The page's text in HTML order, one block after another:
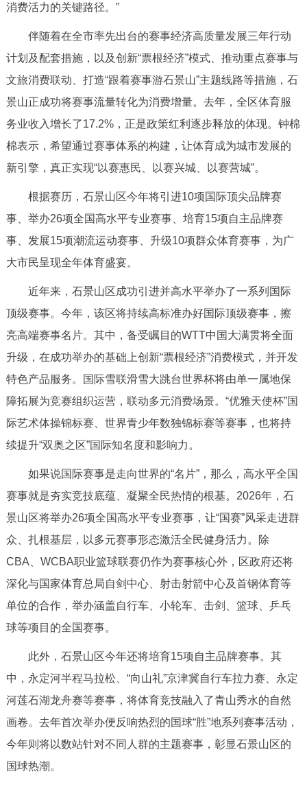
中介服务 阳光政务
12345网上接诉即办 我要咨询 我要建议
参与调查 在线访谈 图说互动
走进北京
北京概况 十六区概览 人文北京
多语种
한국어
ESPAÑOL العربية PORTUGUÊS
ITALIANO
回到顶部
消费活力的关键路径。”
伴随着在全市率先出台的赛事经济高质量发展三年行动
计划及配套措施，以及创新“票根经济”模式、推动重点赛事与
文旅消费联动、打造“跟着赛事游石景山”主题线路等措施，石
景山正成功将赛事流量转化为消费增量。去年，全区体育服
务业收入增长了17.2%，正是政策红利逐步释放的体现。钟棉
棉表示，希望通过赛事体系的构建，让体育成为城市发展的
新引擎，真正实现“以赛惠民、以赛兴城、以赛营城”。
根据赛历，石景山区今年将引进10项国际顶尖品牌赛
事、举办26项全国高水平专业赛事、培育15项自主品牌赛
事、发展15项潮流运动赛事、升级10项群众体育赛事，为广
大市民呈现全年体育盛宴。
近年来，石景山区成功引进并高水平举办了一系列国际
顶级赛事。今年，该区将持续高标准办好国际顶级赛事，擦
亮高端赛事名片。其中，备受瞩目的WTT中国大满贯将全面
升级，在成功举办的基础上创新“票根经济”消费模式，并开发
特色产品服务。国际雪联滑雪大跳台世界杯将由单一属地保
障拓展为竞赛组织运营，联动多元消费场景。“优雅天使杯”国
际艺术体操锦标赛、世界青少年数独锦标赛等赛事，也将持
续提升“双奥之区”国际知名度和影响力。
如果说国际赛事是走向世界的“名片”，那么，高水平全国
赛事就是夯实竞技底蕴、凝聚全民热情的根基。2026年，石
景山区将举办26项全国高水平专业赛事，让“国赛”风采走进群
众、扎根基层，以多元赛事形态激活全民健身活力。除
CBA、WCBA职业篮球联赛仍作为赛事核心外，区政府还将
深化与国家体育总局自剑中心、射击射箭中心及首钢体育等
单位的合作，举办涵盖自行车、小轮车、击剑、篮球、乒乓
球等项目的全国赛事。
此外，石景山区今年还将培育15项自主品牌赛事。其
中，永定河半程马拉松、“向山礼”京津冀自行车拉力赛、永定
河莲石湖龙舟赛等赛事，将体育竞技融入了青山秀水的自然
画卷。去年首次举办便反响热烈的国球“胜”地系列赛事活动，
今年则将以数站针对不同人群的主题赛事，彰显石景山区的
国球热潮。